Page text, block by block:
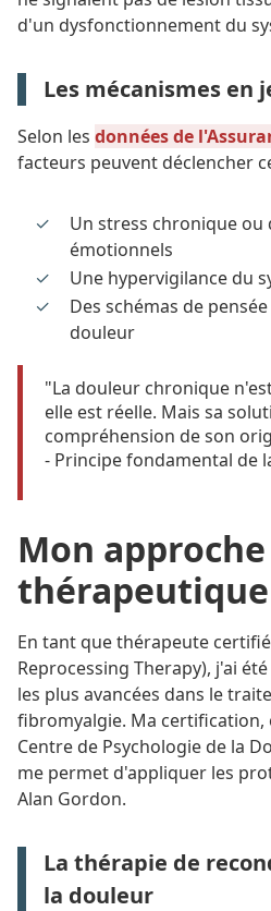
d'un dysfonctionnement du
Les mécanismes en
Selon les données de
facteurs peuvent déclencher
Un stress chronique ou
émotionnels
Une hypervigilance du
Des schémas de
douleur
"La douleur chronique
elle est réelle. Mais sa
compréhension de son
- Principe fondamental de
Mon approche
En tant que thérapeute
Reprocessing Therapy), j'ai
les plus avancées dans le
fibromyalgie. Ma certification,
Centre de Psychologie de la
me permet d'appliquer les
Alan Gordon.
La thérapie de
la douleur